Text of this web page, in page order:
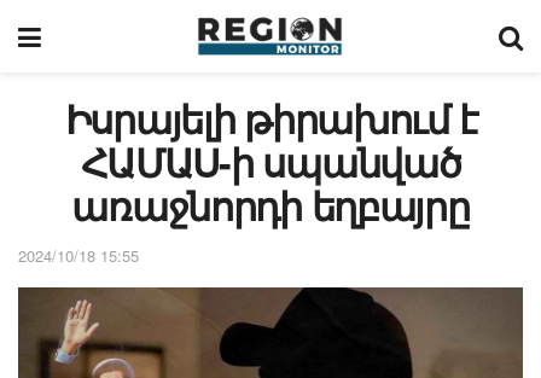
Իսրայելի թիրախում է
ՀԱՄԱՍ-ի սպանված
առաջնորդի եղբայրը
2024/10/18 15:55